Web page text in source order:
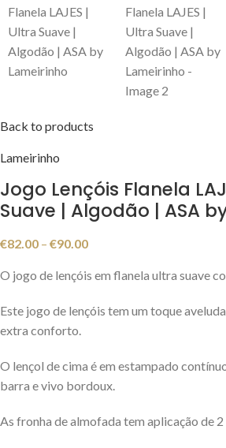
Back to products
Lameirinho
Jogo Lençóis Flanela
Suave | Algodão | ASA
€82.00 – €90.00
O jogo de lençóis em flanela ultra suave
Este jogo de lençóis tem um toque
extra conforto.
O lençol de cima é em estampado
barra e vivo bordoux.
As fronha de almofada tem aplicação de